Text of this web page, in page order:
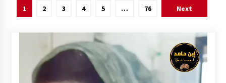
Paginasi
1 2 3 4 5 … 76 Next